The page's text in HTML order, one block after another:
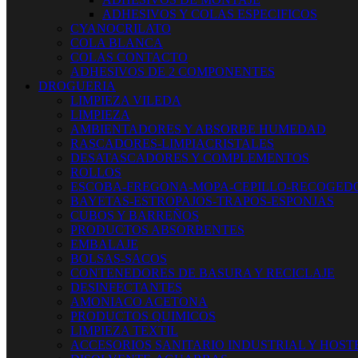
ADHESIVOS Y COLAS ESPECIFICOS
CYANOCRILATO
COLA BLANCA
COLAS CONTACTO
ADHESIVOS DE 2 COMPONENTES
DROGUERIA
LIMPIEZA VILEDA
LIMPIEZA
AMBIENTADORES Y ABSORBE HUMEDAD
RASCADORES-LIMPIACRISTALES
DESATASCADORES Y COMPLEMENTOS
ROLLOS
ESCOBA-FREGONA-MOPA-CEPILLO-
BAYETAS-ESTROPAJOS-TRAPOS-ESPONJAS
CUBOS Y BARREÑOS
PRODUCTOS ABSORBENTES
EMBALAJE
BOLSAS-SACOS
CONTENEDORES DE BASURA Y RECICLAJE
DESINFECTANTES
AMONIACO ACETONA
PRODUCTOS QUIMICOS
LIMPIEZA TEXTIL
ACCESORIOS SANITARIO INDUSTRIAL Y